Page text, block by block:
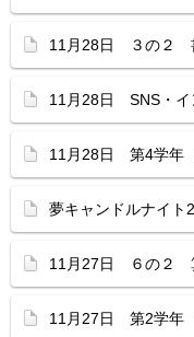
11月28日 ３の２
11月28日 SNS・イ
11月28日 第4学年
夢キャンドルナイト
11月27日 ６の２
11月27日 第2学年